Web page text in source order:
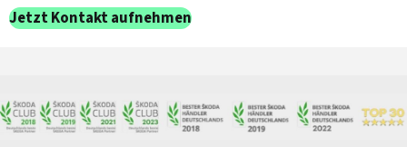
Jetzt Kontakt aufnehmen